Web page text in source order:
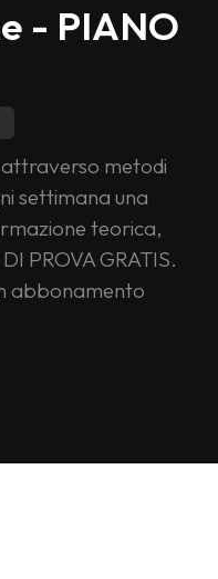
- PIANO
metodi
settimana una
teorica,
PROVA GRATIS.
abbonamento